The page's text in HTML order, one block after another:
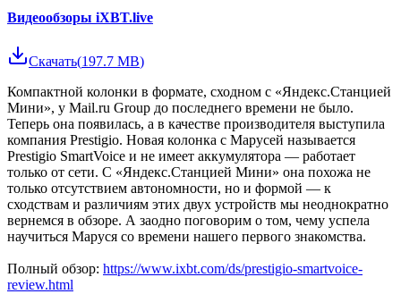
Видеообзоры iXBT.live
Скачать(197.7 MB)
Компактной колонки в формате, сходном с «Яндекс.Станцией
Мини», у Mail.ru Group до последнего времени не было.
Теперь она появилась, а в качестве производителя выступила
компания Prestigio. Новая колонка с Марусей называется
Prestigio SmartVoice и не имеет аккумулятора — работает
только от сети. С «Яндекс.Станцией Мини» она похожа не
только отсутствием автономности, но и формой — к
сходствам и различиям этих двух устройств мы неоднократно
вернемся в обзоре. А заодно поговорим о том, чему успела
научиться Маруся со времени нашего первого знакомства.
Полный обзор: https://www.ixbt.com/ds/prestigio-smartvoice-
review.html